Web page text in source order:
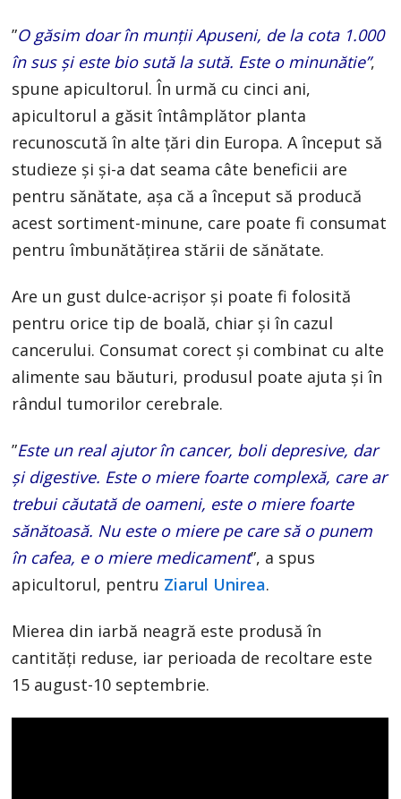
”O găsim doar în munții Apuseni, de la cota 1.000
în sus și este bio sută la sută. Este o minunătie”,
spune apicultorul. În urmă cu cinci ani,
apicultorul a găsit întâmplător planta
recunoscută în alte țări din Europa. A început să
studieze și și-a dat seama câte beneficii are
pentru sănătate, așa că a început să producă
acest sortiment-minune, care poate fi consumat
pentru îmbunătățirea stării de sănătate.
Are un gust dulce-acrișor și poate fi folosită
pentru orice tip de boală, chiar și în cazul
cancerului. Consumat corect și combinat cu alte
alimente sau băuturi, produsul poate ajuta și în
rândul tumorilor cerebrale.
”Este un real ajutor în cancer, boli depresive, dar
și digestive. Este o miere foarte complexă, care ar
trebui căutată de oameni, este o miere foarte
sănătoasă. Nu este o miere pe care să o punem
în cafea, e o miere medicament”, a spus
apicultorul, pentru Ziarul Unirea.
Mierea din iarbă neagră este produsă în
cantități reduse, iar perioada de recoltare este
15 august-10 septembrie.